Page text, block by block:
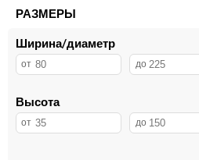
РАЗМЕРЫ
Ширина/диаметр
Высота